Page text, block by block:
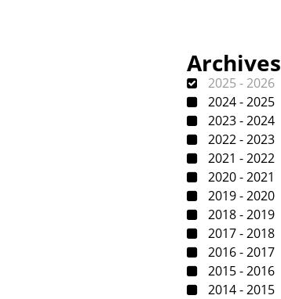
Archives
2025 - 2026
2024 - 2025
2023 - 2024
2022 - 2023
2021 - 2022
2020 - 2021
2019 - 2020
2018 - 2019
2017 - 2018
2016 - 2017
2015 - 2016
2014 - 2015